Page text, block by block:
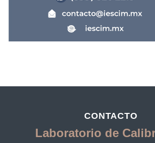
CONTACTO
Laboratorio de